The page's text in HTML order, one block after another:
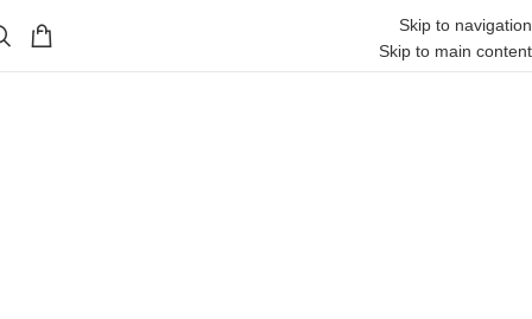
Skip to navigation
Skip to main content